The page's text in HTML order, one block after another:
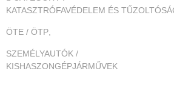
KATASZTRÓFAVÉDELEM ÉS
ÖTE / ÖTP
SZEMÉLYAUTÓK /
KISHASZONGÉPJÁRMŰVEK